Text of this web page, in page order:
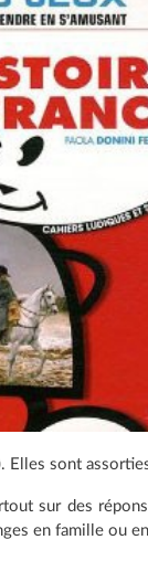
Elles sont
sur des
en famille ou